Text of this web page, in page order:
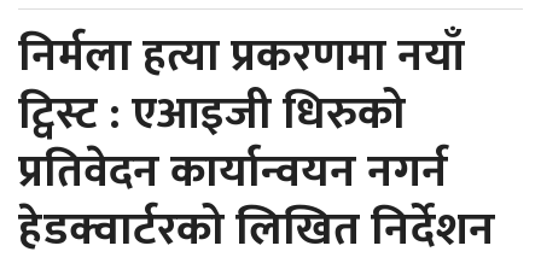
निर्मला हत्या प्रकरणमा नयाँ
ट्विस्ट : एआइजी धिरुको
प्रतिवेदन कार्यान्वयन नगर्न
हेडक्वार्टरको लिखित निर्देशन